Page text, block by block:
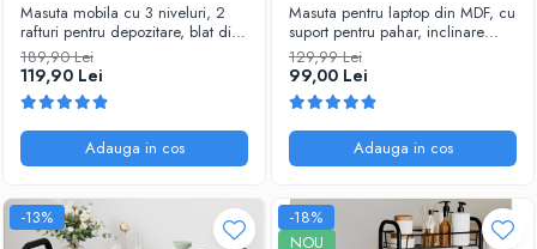
Masuta mobila cu 3 niveluri, 2
rafturi pentru depozitare, blat din
MDF, Alb/Maro, 43 x 30 x 77 cm
189,90 Lei
119,90 Lei
Adauga in cos
Masuta pentru laptop din MDF, cu
suport pentru pahar, inclinare
reglabila, Alb, 60 x 32 x 25 cm
129,99 Lei
99,00 Lei
Adauga in cos
-13%
-18%
NOU